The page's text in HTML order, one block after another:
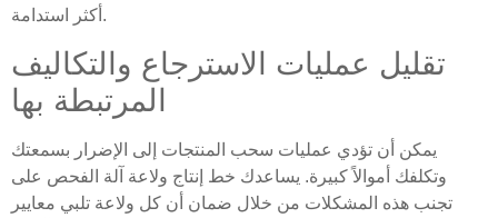
أكثر استدامة.
تقليل عمليات الاسترجاع والتكاليف
المرتبطة بها
يمكن أن تؤدي عمليات سحب المنتجات إلى الإضرار بسمعتك
وتكلفك أموالاً كبيرة. يساعدك خط إنتاج ولاعة آلة الفحص على
تجنب هذه المشكلات من خلال ضمان أن كل ولاعة تلبي معايير